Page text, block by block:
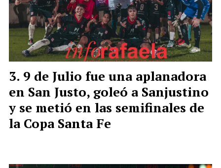
9 de Julio fue una aplanadora
en San Justo, goleó a Sanjustino
y se metió en las semifinales de
la Copa Santa Fe